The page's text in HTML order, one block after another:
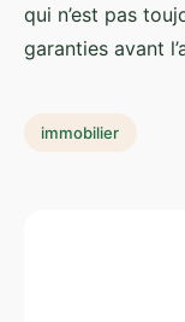
qui n’est pas
garanties avant
immobilier